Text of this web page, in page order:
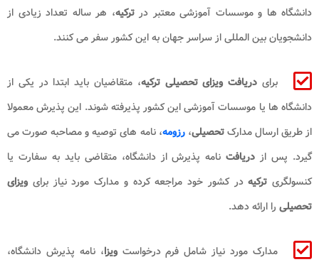
دانشگاه ها و موسسات آموزشی معتبر درترکیه، هر ساله تعداد زیادی از
دانشجویان بین المللی از سراسر جهان به این کشور سفر می کنند.
برای دریافت ویزای تحصیلی ترکیه، متقاضیان باید ابتدا در یکی از
دانشگاه ها یا موسسات آموزشی این کشور پذیرفته شوند. این پذیرش معمولا
از طریق ارسال مدارکتحصیلی،رزومه، نامه های توصیه و مصاحبه صورت می
گیرد. پس از دریافت نامه پذیرش از دانشگاه، متقاضی باید به سفارت یا
کنسولگری ترکیهدر کشور خود مراجعه کرده و مدارک مورد نیاز برای ویزای
تحصیلی را ارائه دهد.
مدارک مورد نیاز شامل فرم درخواستویزا، نامه پذیرش دانشگاه،